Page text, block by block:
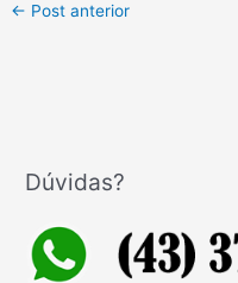
← Post anterior
Dúvidas?